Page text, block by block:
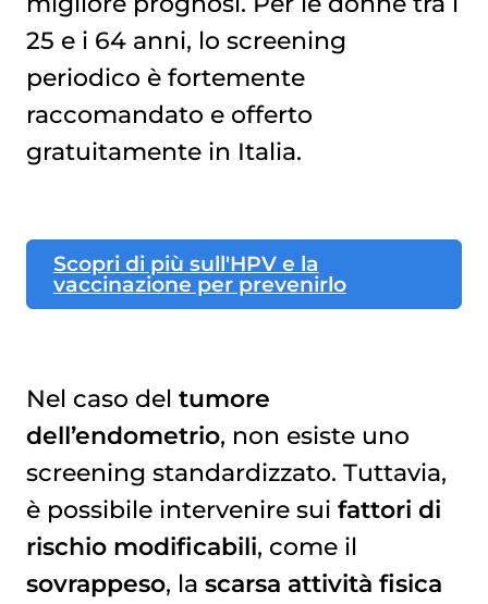
25 e i 64 anni, lo screening
periodico è fortemente
raccomandato e offerto
gratuitamente in Italia.
Scopri di più sull'HPV e la
vaccinazione per prevenirlo
Nel caso del tumore
dell’endometrio, non esiste uno
screening standardizzato. Tuttavia,
è possibile intervenire sui fattori di
rischio modificabili, come il
sovrappeso, la scarsa attività fisica